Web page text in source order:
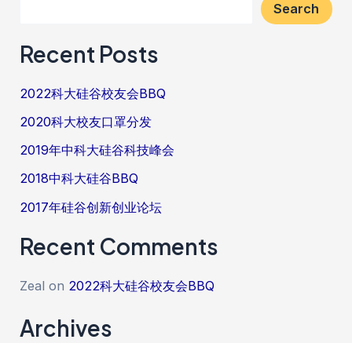
Search
Recent Posts
2022科大硅谷校友会BBQ
2020科大校友口罩分发
2019年中科大硅谷科技峰会
2018中科大硅谷BBQ
2017年硅谷创新创业论坛
Recent Comments
Zeal on 2022科大硅谷校友会BBQ
Archives